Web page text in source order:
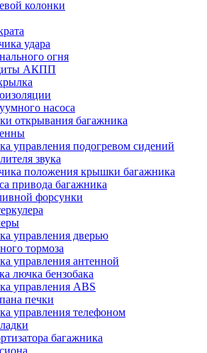
колонки
удара
огня
АКПП
насоса
открывания багажника
управления подогревом сидений
звука
положения крышки багажника
привода багажника
форсунки
управления дверью
тормоза
управления антенной
лючка бензобака
управления ABS
печки
управления телефоном
багажника